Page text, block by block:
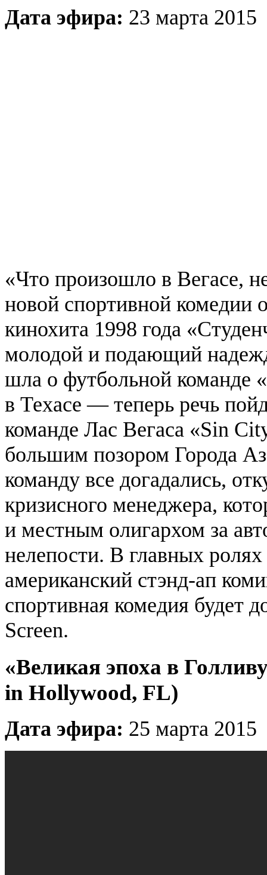
Дата эфира: 23 марта 2015
«Что произошло в Вегасе,
новой спортивной комедии
кинохита 1998 года
молодой и подающий
шла о футбольной команде
в Техасе — теперь речь
команде Лас Вегаса «Sin
большим позором Города
команду все догадались,
кризисного менеджера,
и местным олигархом за
нелепости. В главных
американский стэнд-ап
спортивная комедия будет
Screen.
«Великая эпоха в
in Hollywood, FL)
Дата эфира: 25 марта 2015